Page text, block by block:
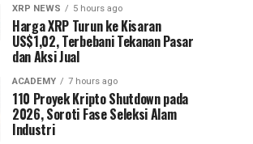
XRP NEWS 5 hours ago
Harga XRP Turun ke Kisaran
US$1,02, Terbebani Tekanan Pasar
dan Aksi Jual
ACADEMY 7 hours ago
110 Proyek Kripto Shutdown pada
2026, Soroti Fase Seleksi Alam
Industri